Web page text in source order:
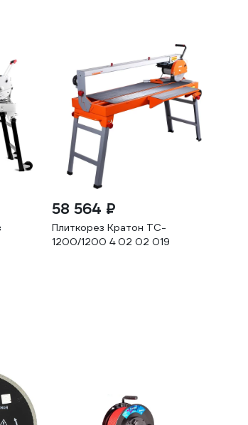
58 564 ₽
Плиткорез Кратон TC-
1200/1200 4 02 02 019